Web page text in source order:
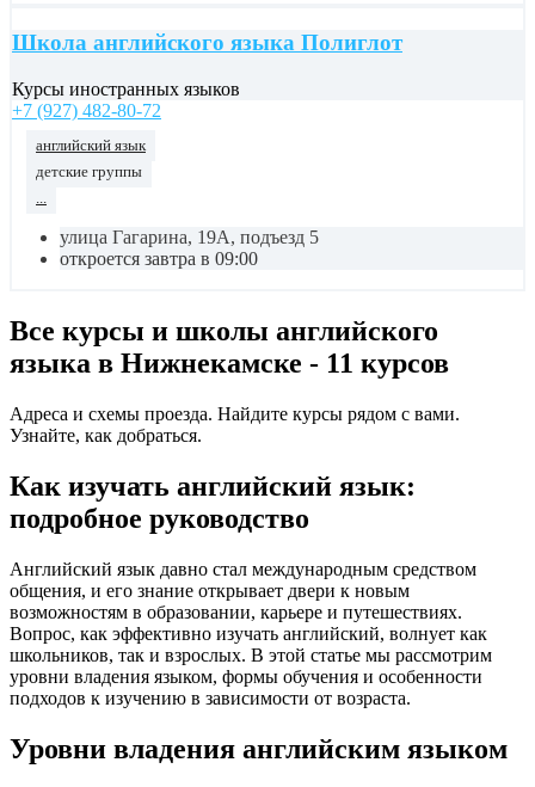
Школа английского языка Полиглот
Курсы иностранных языков
+7 (927) 482-80-72
английский язык
детские группы
...
улица Гагарина, 19А, подъезд 5
откроется завтра в 09:00
Все курсы и школы английского
языка в Нижнекамске - 11 курсов
Адреса и схемы проезда. Найдите курсы рядом с вами.
Узнайте, как добраться.
Как изучать английский язык:
подробное руководство
Английский язык давно стал международным средством
общения, и его знание открывает двери к новым
возможностям в образовании, карьере и путешествиях.
Вопрос, как эффективно изучать английский, волнует как
школьников, так и взрослых. В этой статье мы рассмотрим
уровни владения языком, формы обучения и особенности
подходов к изучению в зависимости от возраста.
Уровни владения английским языком